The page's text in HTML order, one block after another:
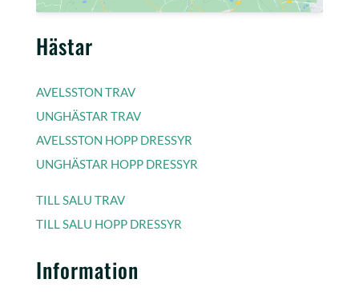
Hästar
AVELSSTON TRAV
UNGHÄSTAR TRAV
AVELSSTON HOPP DRESSYR
UNGHÄSTAR HOPP DRESSYR
TILL SALU TRAV
TILL SALU HOPP DRESSYR
Information